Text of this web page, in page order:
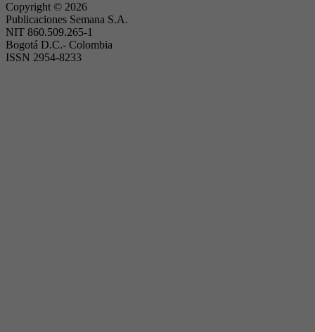
Copyright © 2026
Publicaciones Semana S.A.
NIT 860.509.265-1
Bogotá D.C.- Colombia
ISSN 2954-8233